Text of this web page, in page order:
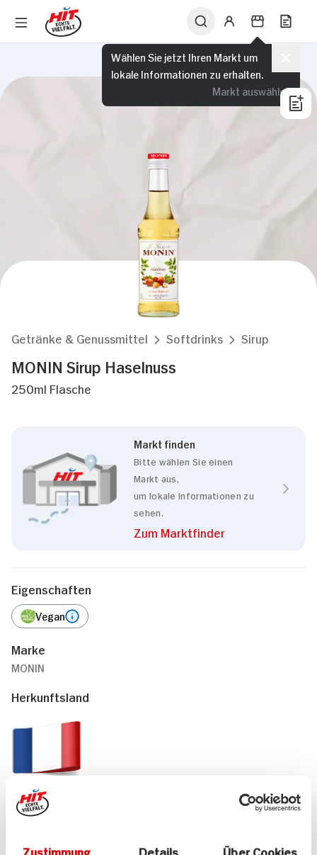
Zustimmung Details Über Cookies
Wählen Sie jetzt Ihren Markt um
lokale Informationen zu erhalten.
Markt auswählen
Getränke & Genussmittel Softdrinks Sirup
MONIN Sirup Haselnuss
250ml Flasche
Markt finden
Bitte wählen Sie einen
Markt aus,
um lokale Informationen zu
sehen.
Zum Marktfinder
Eigenschaften
Vegan
Marke
MONIN
Herkunftsland
Frankreich